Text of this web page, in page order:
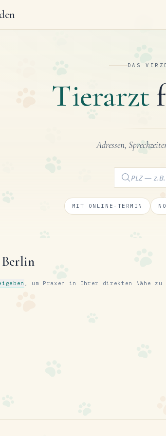
DAS
Tierarzt
Adressen,
MIT ONLINE-TERMIN
, um Praxen in Ihrer direkten Nähe zu